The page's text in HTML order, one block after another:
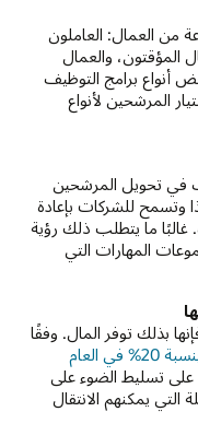
من العمال: العاملون
المؤقتون، والعمال
أنواع برامج التوظيف
المرشحين لأنواع
في تحويل المرشحين
وتسمح للشركات بإعادة
ما يتطلب ذلك رؤية
المهارات التي
بذلك توفر المال. وفقًا
ارتفع معدّل التنقل الداخلي بنسبة 20% في العام
على تسليط الضوء على
التي يمكنهم الانتقال